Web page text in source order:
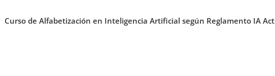
Curso de Alfabetización en Inteligencia Artificial según Reglamento IA Act